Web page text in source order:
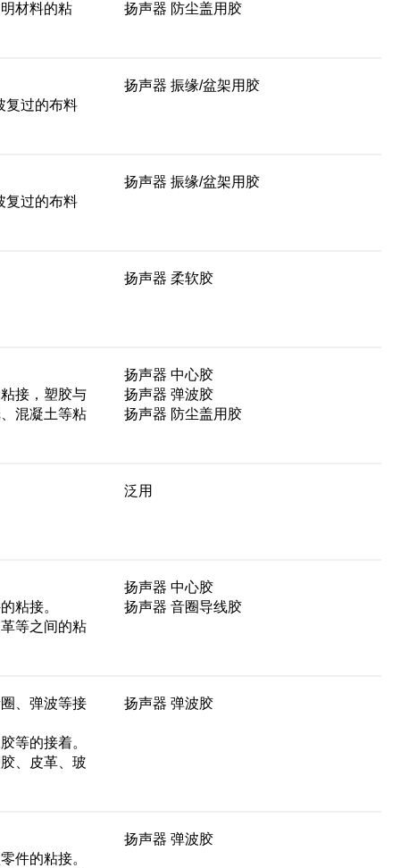
材料的粘
扬声器 防尘盖用胶
复过的布料
扬声器 振缘/盆架用胶
复过的布料
扬声器 振缘/盆架用胶
扬声器 柔软胶
接，塑胶与
混凝土等粘
扬声器 中心胶
扬声器 弹波胶
扬声器 防尘盖用胶
泛用
粘接。
等之间的粘
扬声器 中心胶
扬声器 音圈导线胶
、弹波等接
等的接着。
、皮革、玻
扬声器 弹波胶
件的粘接。
扬声器 弹波胶